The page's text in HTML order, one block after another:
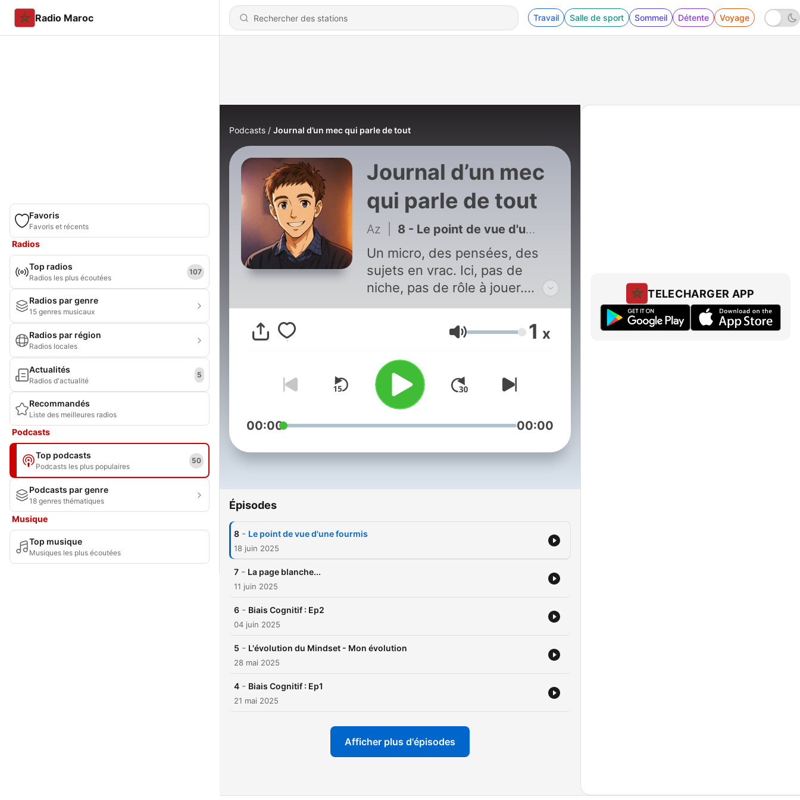
Radio Maroc Travail Salle de sport Sommeil Détente Voyage
Favoris
Favoris et récents
Radios
Top radios
Radios les plus écoutées
107
Radios par genre
15 genres musicaux
Radios par région
Radios locales
Actualités
Radios d'actualité
5
Recommandés
Liste des meilleures radios
Podcasts
Top podcasts
Podcasts les plus populaires
50
Podcasts par genre
18 genres thématiques
Musique
Top musique
Musiques les plus écoutées
Podcasts Journal d’un mec qui parle de tout
Journal d’un mec
qui parle de tout
Az 8 - Le point de vue d'une fourmis
Un micro, des pensées, des
sujets en vrac. Ici, pas de
niche, pas de rôle à jouer.
Juste un gars qui partage ce
qu’il vit, ce qu’il apprend, ce
qu’il pense. Parfois sérieux,
parfois léger. Toujours
honnête. Un journal audio pour
ceux qui aiment explorer,
réfléchir, tester, douter,
avancer… comme tout le
Volume 1 x
00:00 00:00
Épisodes
8 - Le point de vue d'une fourmis
18 juin 2025
7 - La page blanche...
11 juin 2025
6 - Biais Cognitif : Ep2
04 juin 2025
5 - L'évolution du Mindset - Mon évolution
28 mai 2025
4 - Biais Cognitif : Ep1
21 mai 2025
Afficher plus d'épisodes
TELECHARGER APP